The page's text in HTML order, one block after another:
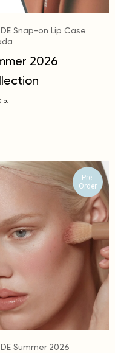
Snap-on Lip Case
2026
р.
Pre-
Order
Summer 2026